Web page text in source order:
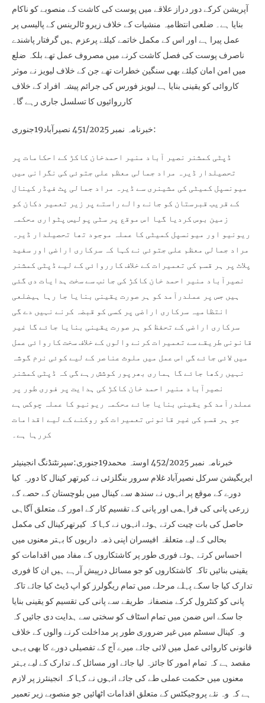
آپریشن کرکے دور دراز علاقے میں پوست کی کاشت کے منصوبے کو ناکام
بنایا ہے۔ ضلعی انتظامیہ منشیات کے خلاف زیرو ٹالرینس کے پالیسی پر
عمل پیرا ہے اور اس کے مکمل خاتمے کیلئے پرعزم ہیں گرفتار پاشندے
ناصرف پوست کی فصل کاشت کرنے میں مصروف عمل تھے بلکہ ضلع
میں امن امان کیلئے بھی سنگین خطرات تھے جن کے خلاف لیویز نے موثر
کاروائی کو یقینی بنایا ہے لیویز فورس کی جرائم پیشہ افراد کے خلاف
کارروائیوں کا تسلسل جاری رہے گا۔
خبرنامہ نمبر 451/2025 نصیرآباد19جنوری:
ڈپٹی کمشنر نصیر آباد منیر احمدخان کاکڑ کے احکامات پر
تحصیلدار ڈیرہ مراد جمالی معظم علی جتوئی کی نگرانی میں
میونسپل کمیٹی کی مشینری سے ڈیرہ مراد جمالی پٹ فیڈر کینال
کے قریب قبرستان کو جانے والے راستے پر زیر تعمیر دکان کو
زمین بوس کردیا گیا اس موقع پر سٹی پولیس پٹواری محکمہ
ریونیو اور میونسپل کمیٹی کا عملہ موجود تھا تحصیلدار ڈیرہ
مراد جمالی معظم علی جتوئی نے کہا کہ سرکاری اراضی اور سفید
پلاٹ پر ہر قسم کی تعمیرات کے خلاف کارروائی کے لیے ڈپٹی کمشنر
نصیرآباد منیر احمد خان کاکڑ کی جانب سے سخت ہدایات دی گئی
ہیں جس پر عملدرآمد کو ہر صورت یقینی بنایا جا رہا ہیضلعی
انتظامیہ سرکاری اراضی پر کسی کو قبضہ کرنے نہیں دے گی
سرکاری اراضی کے تحفظ کو ہر صورت یقینی بنایا جائے گا غیر
قانونی طریقے سے تعمیرات کرنے والوں کے خلاف سخت کاروائی عمل
میں لائی جائے گی اس عمل میں ملوث عناصر کے لیے کوئی نرم گوشہ
نہیں رکھا جائے گا ہماری بھرپور کوشش رہے گی کہ ڈپٹی کمشنر
نصیرآباد منیر احمد خان کاکڑ کی ہدایت پر فوری طور پر
عملدرآمد کو یقینی بنایا جائے محکمہ ریونیو کا عملہ چوکس ہے
جو ہر قسم کی غیر قانونی تعمیرات کو روکنے کے لیے اقدامات
کررہا ہے۔
خبرنامہ نمبر 452/2025 اوستہ محمد19جنوری:سپرنٹنڈنگ انجینیئر
ایریگیشن سرکل نصیرآباد غلام سرور بنگلزئی نے کیرتھر کینال کا دورہ کیا
دورے کے موقع پر انہوں نے سندھ سے کینال میں بلوچستان کے حصے کے
زرعی پانی کی فراہمی اور پانی کے تقسیم کار کے امور کے متعلق آگاہی
حاصل کی بات چیت کرتے ہوئے انہوں نے کہا کہ کیرتھرکینال کی مکمل
بحالی کے لیے متعلقہ افیسران اپنی ذمہ داریوں کا بہتر معنوں میں
احساس کرتے ہوئے فوری طور پر کاشتکاروں کے مفاد میں اقدامات کو
یقینی بنائیں تاکہ کاشتکاروں کو جو مسائل درپیش آرہے ہیں ان کا فوری
تدارک کیا جا سکے پہلے مرحلے میں تمام ریگولرز کو اپ ڈیٹ کیا جائے تاکہ
پانی کو کنٹرول کرکے منصفانہ طریقے سے پانی کی تقسیم کو یقینی بنایا
جا سکے اس ضمن میں تمام اسٹاف کو سختی سے ہدایت دی جائیں کہ
وہ کینال سسٹم میں غیر ضروری طور پر مداخلت کرنے والوں کے خلاف
قانونی کاروائی عمل میں لائی جائے میرے آج کے تفصیلی دورے کا بھی یہی
مقصد ہے کہ تمام امور کا جائزہ لیا جائے اور مسائل کے تدارک کے لیے بہتر
معنوں میں حکمت عملی طے کی جائے انہوں نے کہا کہ انجینئرز پر لازم
ہے کہ وہ نئے پروجیکٹس کے متعلق اقدامات اٹھائیں جو منصوبے زیر تعمیر